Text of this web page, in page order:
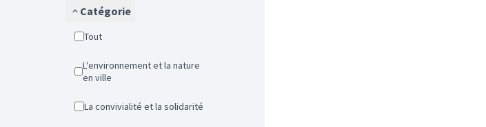
Catégorie
Tout
L'environnement et la nature
en ville
La convivialité et la solidarité